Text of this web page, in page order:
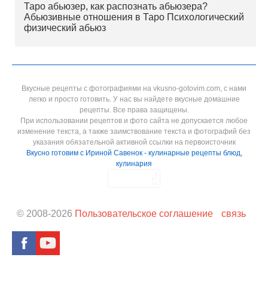
Таро абьюзер, как распознать абьюзера?
Абьюзивные отношения в Таро Психологический
физический абьюз
Вкусные рецепты с фотографиями на vkusno-gotovim.com, с нами
легко и просто готовить. У нас вы найдете вкусные домашние
рецепты. Все права защищены.
При использовании рецептов и фото сайта не допускается любое
изменение текста, а также заимствование текста и фотографий без
указания обязательной активной ссылки на первоисточник
Вкусно готовим с Ириной Савенок - кулинарные рецепты блюд,
кулинария
© 2008-2026 Пользовательское соглашение связь